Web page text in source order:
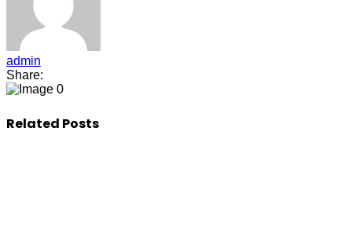
admin
Share:
0
Related Posts